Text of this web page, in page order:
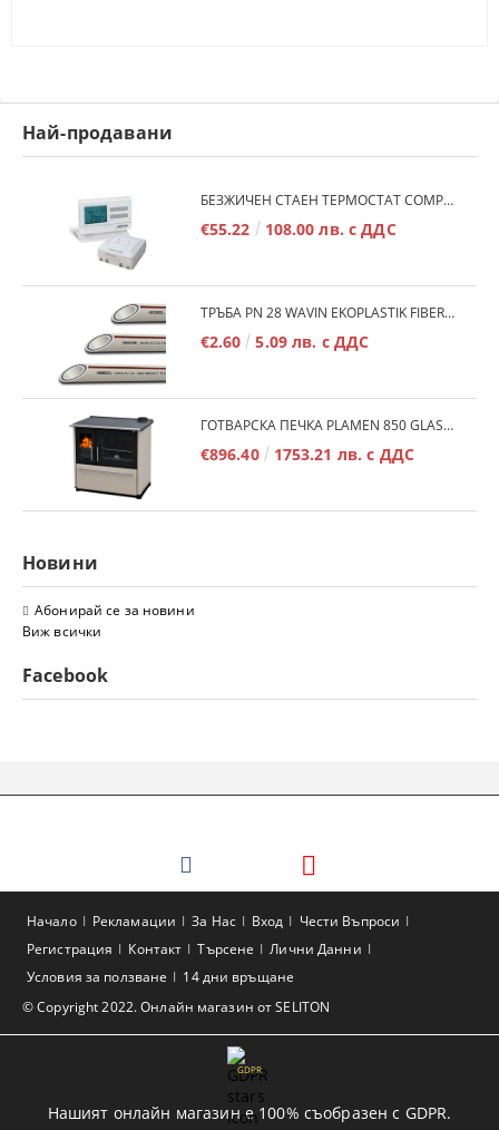
Най-продавани
БЕЗЖИЧЕН СТАЕН ТЕРМОСТАТ COMPUTHERM Q7RF
€55.22 108.00 лв. с ДДС
ТРЪБА PN 28 WAVIN EKOPLASTIK FIBER BASALT PLUS - 3М/БР.
€2.60 5.09 лв. с ДДС
ГОТВАРСКА ПЕЧКА PLAMEN 850 GLAS 11KW
€896.40 1753.21 лв. с ДДС
Новини
Абонирай се за новини
Виж всички
Facebook
© Copyright 2022. Онлайн магазин от SELITON
Начало Рекламации За Нас Вход
Чести Въпроси
Регистрация
Контакт Търсене
Лични Данни
Условия за ползване
14 дни връщане
GDPR
Нашият онлайн магазин е 100% съобразен с GDPR.